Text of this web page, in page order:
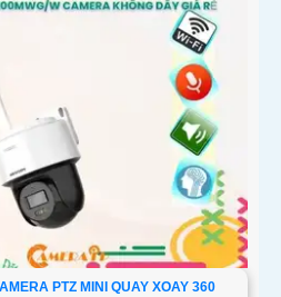
PTZ MINI QUAY XOAY 360